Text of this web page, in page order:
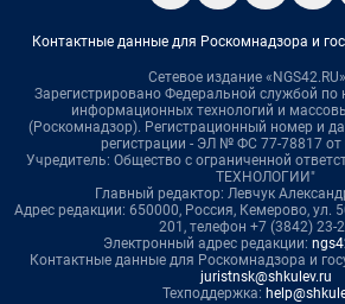
Контактные данные для Роскомнадзора и
Сетевое издание
Зарегистрировано Федеральной службой по
информационных технологий и
(Роскомнадзор). Регистрационный номер и
регистрации - ЭЛ № ФС 77-78817 от
Учредитель: Общество с ограниченной
ТЕХНОЛОГИИ"
Главный редактор: Левчук
Адрес редакции: 650000, Россия, Кемерово, ул.
201, телефон +7 (3842) 23-
Электронный адрес редакции:
Контактные данные для Роскомнадзора и
juristnsk@shkulev.ru
Техподдержка: